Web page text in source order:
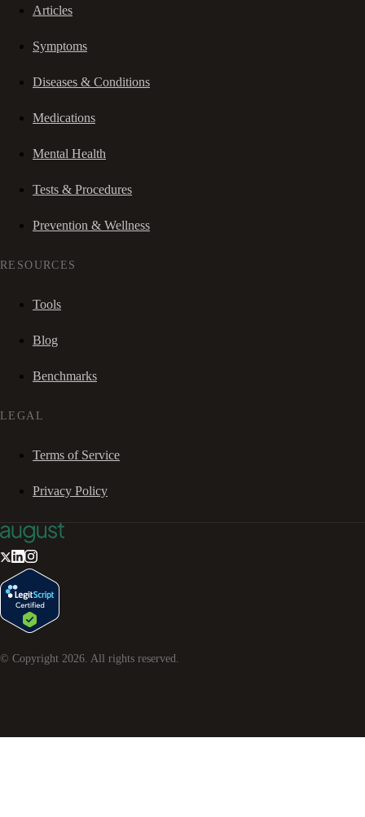
Articles
Symptoms
Diseases & Conditions
Medications
Mental Health
Tests & Procedures
Prevention & Wellness
RESOURCES
Tools
Blog
Benchmarks
LEGAL
Terms of Service
Privacy Policy
© Copyright 2026 . All rights reserved.